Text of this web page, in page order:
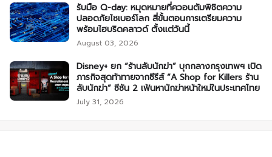
รับมือ Q-day: หมุดหมายที่ควอนตัมพิชิตความ
ปลอดภัยไซเบอร์โลก สี่ขั้นตอนการเตรียมความ
พร้อมไฮบริดคลาวด์ ตั้งแต่วันนี้
August 03, 2026
Disney+ ยก “ร้านลับนักฆ่า” บุกกลางกรุงเทพฯ เปิด
ภารกิจสุดท้าทายจากซีรีส์ “A Shop for Killers ร้าน
ลับนักฆ่า” ซีซัน 2 เฟ้นหานักฆ่าหน้าใหม่ในประเทศไทย
July 31, 2026